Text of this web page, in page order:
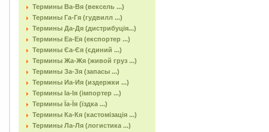
Термины Ва-Вя (вексель ...)
Термины Га-Гя (гудвилл ...)
Термины Да-Дя (дистрибуція...)
Термины Еа-Ея (експортер ...)
Термины Єа-Єя (єдиний ...)
Термины Жа-Жя (живой груз ...)
Термины За-Зя (запасы ...)
Термины Иа-Ия (издержки ...)
Термины Іа-Ія (імпортер ...)
Термины Їа-Їя (їздка ...)
Термины Ка-Кя (кастомізація ...)
Термины Ла-Ля (логистика ...)